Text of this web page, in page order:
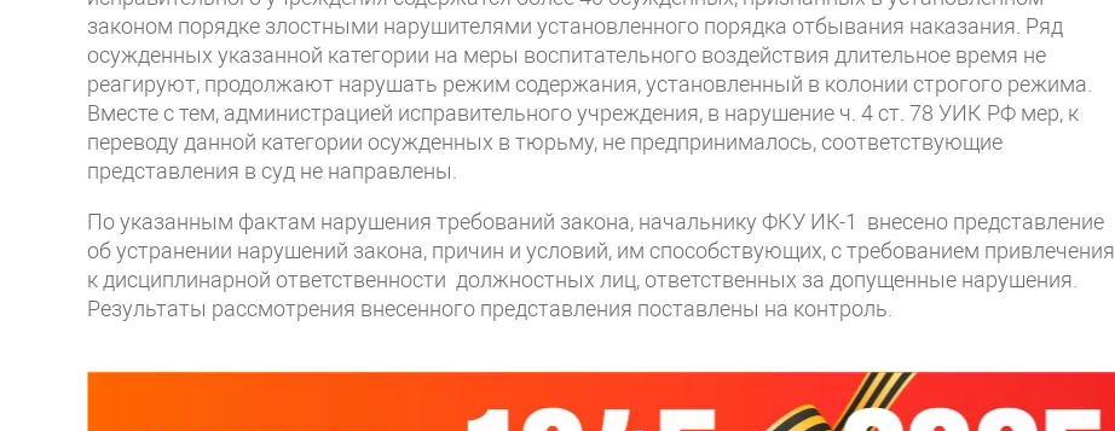
законом порядке злостными нарушителями установленного порядка отбывания наказания. Ряд
осужденных указанной категории на меры воспитательного воздействия длительное время не
реагируют, продолжают нарушать режим содержания, установленный в колонии строгого режима.
Вместе с тем, администрацией исправительного учреждения, в нарушение ч. 4 ст. 78 УИК РФ мер, к
переводу данной категории осужденных в тюрьму, не предпринималось, соответствующие
представления в суд не направлены.
По указанным фактам нарушения требований закона, начальнику ФКУ ИК-1 внесено представление
об устранении нарушений закона, причин и условий, им способствующих, с требованием привлечения
к дисциплинарной ответственности должностных лиц, ответственных за допущенные нарушения.
Результаты рассмотрения внесенного представления поставлены на контроль.